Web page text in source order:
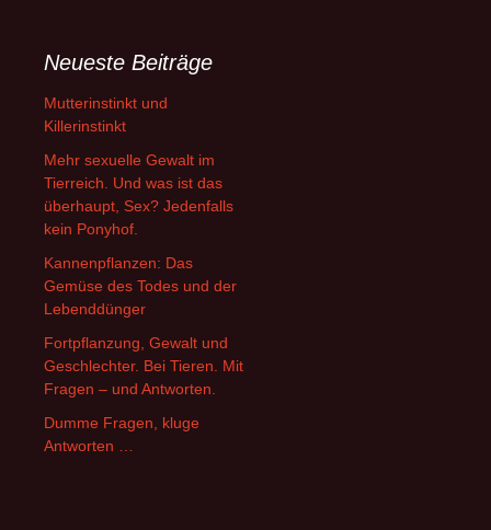
Neueste Beiträge
Mutterinstinkt und
Killerinstinkt
Mehr sexuelle Gewalt im
Tierreich. Und was ist das
überhaupt, Sex? Jedenfalls
kein Ponyhof.
Kannenpflanzen: Das
Gemüse des Todes und der
Lebenddünger
Fortpflanzung, Gewalt und
Geschlechter. Bei Tieren. Mit
Fragen – und Antworten.
Dumme Fragen, kluge
Antworten …